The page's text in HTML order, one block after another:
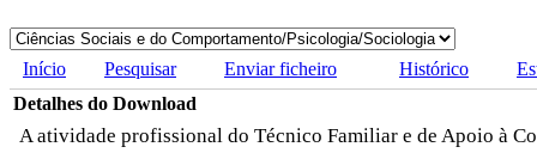
Início Pesquisar Enviar ficheiro Histórico
Detalhes do Download
A atividade profissional do Técnico Familiar e de Apoio à